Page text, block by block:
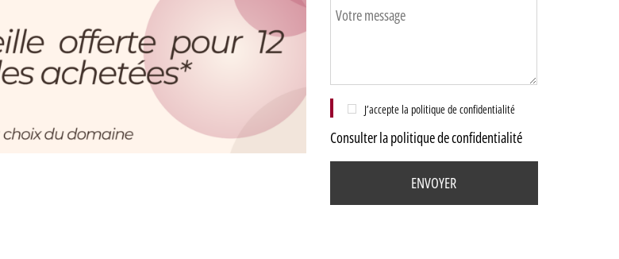
J’accepte la politique de confidentialité
Consulter la politique de confidentialité